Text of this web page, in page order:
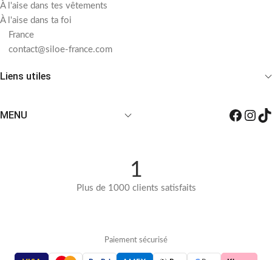
À l'aise dans tes vêtements
À l'aise dans ta foi
France
contact@siloe-france.com
Liens utiles
MENU
1
Plus de 1000 clients satisfaits
Paiement sécurisé